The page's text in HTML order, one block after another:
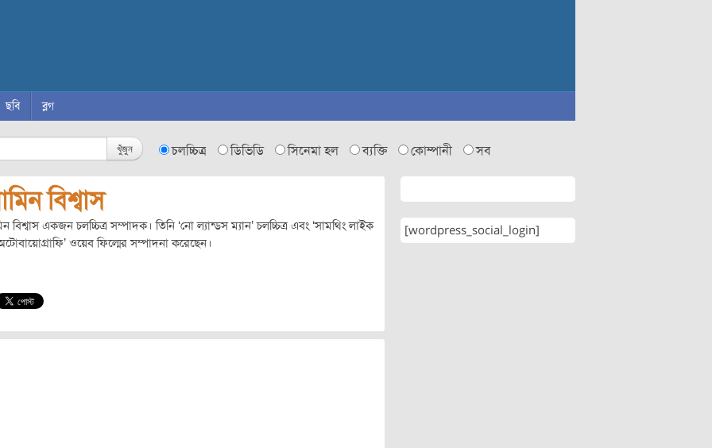
ছবি ব্লগ
খুঁজুন চলচ্চিত্র ডিভিডি সিনেমা হল ব্যক্তি কোম্পানী সব
বিশ্বাস
বিশ্বাস একজন চলচ্চিত্র সম্পাদক। তিনি ‘নো ল্যান্ডস ম্যান’ চলচ্চিত্র এবং ‘সামথিং লাইক
ওয়েব ফিল্মের সম্পাদনা করেছেন।
[wordpress_social_login]